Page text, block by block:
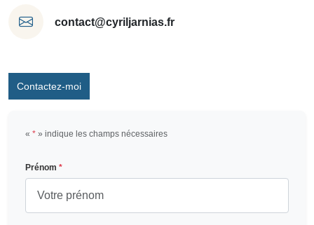
contact@cyriljarnias.fr
Contactez-moi
« * » indique les champs nécessaires
Prénom *